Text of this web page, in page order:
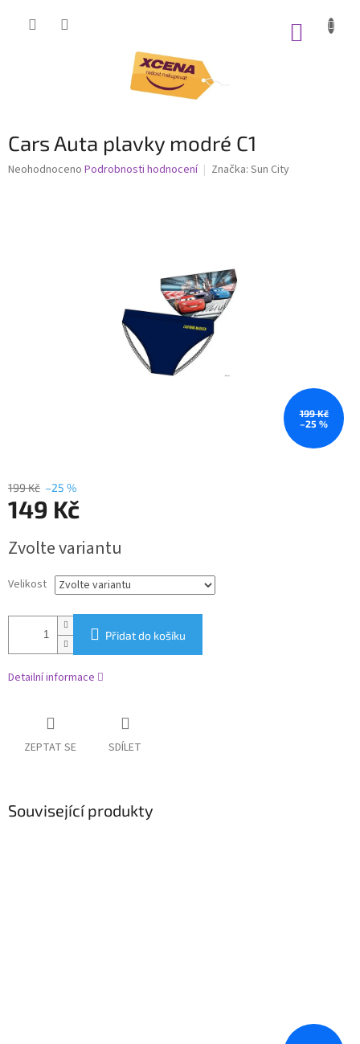
Cars Auta plavky modré C1
Průměrné
Neohodnoceno Podrobnosti hodnocení Značka: Sun City
199 Kč
–25 %
199 Kč –25 %
149 Kč
cena:
Zvolte variantu
Velikost
Přidat do košíku
Detailní informace
ZEPTAT SE SDÍLET
Související produkty